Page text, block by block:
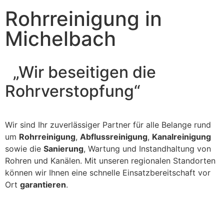
Rohrreinigung in
Michelbach
„Wir beseitigen die
Rohrverstopfung“
Wir sind Ihr zuverlässiger Partner für alle Belange rund
um Rohrreinigung, Abflussreinigung, Kanalreinigung
sowie die Sanierung, Wartung und Instandhaltung von
Rohren und Kanälen. Mit unseren regionalen Standorten
können wir Ihnen eine schnelle Einsatzbereitschaft vor
Ort garantieren.